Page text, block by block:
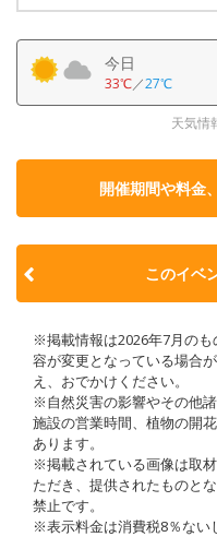
今日
33℃／27℃
天気情
開催期間や料金
このイベ
※掲載情報は2026年7月の
容が変更となっている場合
え、おでかけください。
※自然災害の影響やその他
施設の営業時間、植物の開
あります。
※掲載されている画像は取
ただき、提供されたものと
禁止です。
※表示料金は消費税8％ない